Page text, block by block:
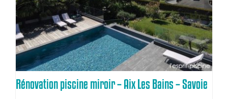
Rénovation piscine miroir – Aix Les Bains – Savoie